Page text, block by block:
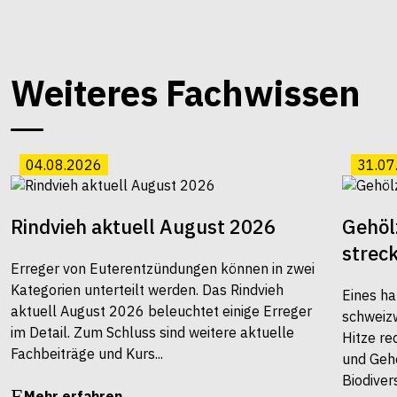
Weiteres Fachwissen
04.08.2026
Rindvieh aktuell August 2026
Erreger von Euterentzündungen können in zwei
Kategorien unterteilt werden. Das Rindvieh
aktuell August 2026 beleuchtet einige Erreger
im Detail. Zum Schluss sind weitere aktuelle
Fachbeiträge und Kurs...
Eines
Hitze
und